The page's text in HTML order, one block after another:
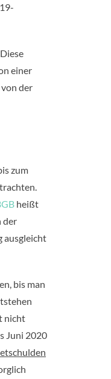
einer
von der
zum
heißt
der
ausgleicht
bis man
nicht
Juni 2020